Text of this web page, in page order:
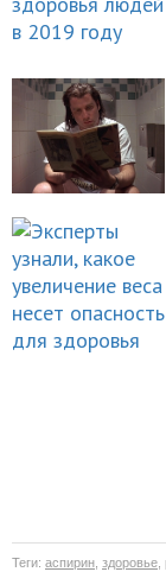
Теги: аспирин здоровье